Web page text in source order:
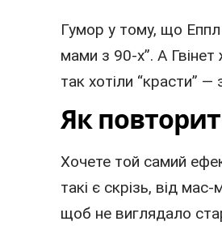
Гумор у тому, що Еппл
мами з 90-х”. А
так хотіли “красти” —
Як
Хочете той самий
такі є скрізь, від
щоб не виглядало